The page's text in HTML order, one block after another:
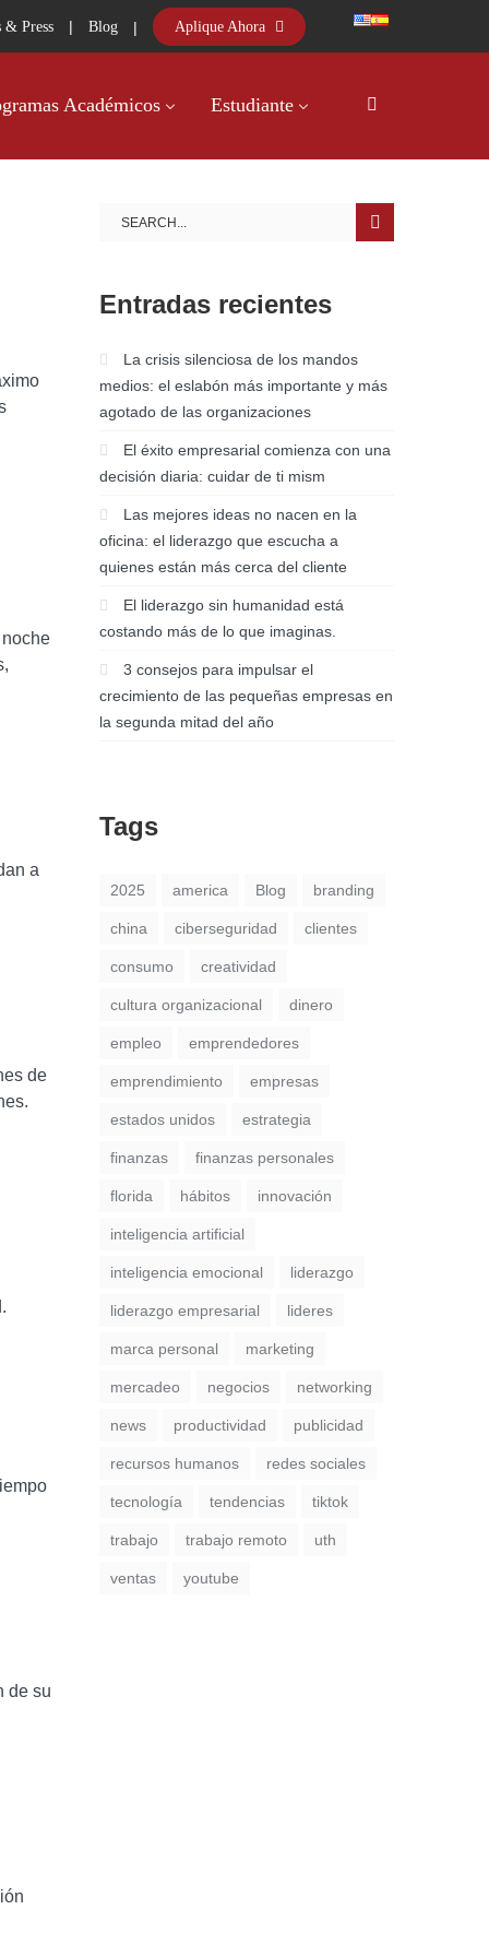
& Press | Blog | Aplique Ahora
Académicos Estudiante
a
de
de su
Entradas recientes
La crisis silenciosa de los mandos
medios: el eslabón más importante y más
agotado de las organizaciones
El éxito empresarial comienza con una
decisión diaria: cuidar de ti mism
Las mejores ideas no nacen en la
oficina: el liderazgo que escucha a
quienes están más cerca del cliente
El liderazgo sin humanidad está
costando más de lo que imaginas.
3 consejos para impulsar el
crecimiento de las pequeñas empresas en
la segunda mitad del año
Tags
2025 america Blog branding
china ciberseguridad clientes
consumo creatividad
cultura organizacional dinero
empleo emprendedores
emprendimiento empresas
estados unidos estrategia
finanzas finanzas personales
florida hábitos innovación
inteligencia artificial
inteligencia emocional liderazgo
liderazgo empresarial lideres
marca personal marketing
mercadeo negocios networking
news productividad publicidad
recursos humanos redes sociales
tecnología tendencias tiktok
trabajo trabajo remoto uth
ventas youtube